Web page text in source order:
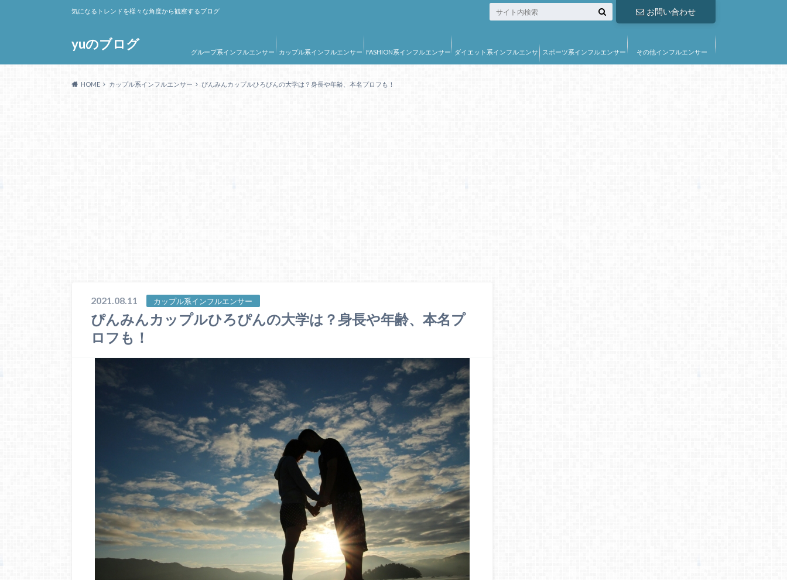
yuのブログ
気になるトレンドを様々な角度から観察するブログ お問い合わせ
グループ系インフルエンサー カップル系インフルエンサー FASHION系インフルエンサー ダイエット系インフルエンサ スポーツ系インフルエンサー その他インフルエンサー
HOME カップル系インフルエンサー ぴんみんカップルひろぴんの大学は？身長や年齢、本名プロフも！
2021.08.11 カップル系インフルエンサー
ぴんみんカップルひろぴんの大学は？身長や年齢、本名プ
ロフも！